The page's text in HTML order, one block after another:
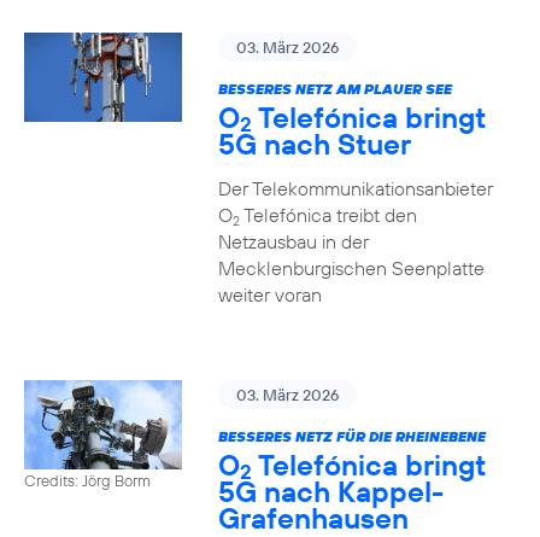
03. März 2026
BESSERES NETZ AM PLAUER SEE
O2 Telefónica bringt
5G nach Stuer
Der Telekommunikationsanbieter
O2Telefónica treibt den
Netzausbau in der
Mecklenburgischen Seenplatte
weiter voran
Credits: Jörg Borm
03. März 2026
BESSERES NETZ FÜR DIE RHEINEBENE
O2 Telefónica bringt
5G nach Kappel-
Grafenhausen